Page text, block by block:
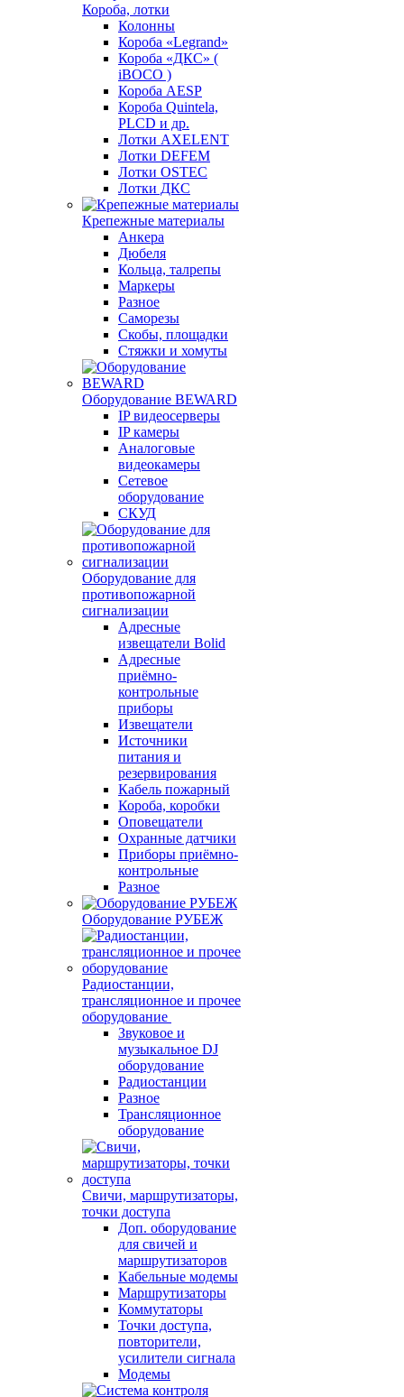
Короба, лотки
Колонны
Короба «Legrand»
Короба «ДКС» (
iBOCO )
Короба AESP
Короба Quintela,
PLCD и др.
Лотки AXELENT
Лотки DEFEM
Лотки OSTEC
Лотки ДКС
Крепежные материалы
Анкера
Дюбеля
Кольца, талрепы
Маркеры
Разное
Саморезы
Скобы, площадки
Стяжки и хомуты
Оборудование BEWARD
IP видеосерверы
IP камеры
Аналоговые
видеокамеры
Сетевое
оборудование
СКУД
Оборудование для
противопожарной
сигнализации
Адресные
извещатели Bolid
Адресные
приёмно-
контрольные
приборы
Извещатели
Источники
питания и
резервирования
Кабель пожарный
Короба, коробки
Оповещатели
Охранные датчики
Приборы приёмно-
контрольные
Разное
Оборудование РУБЕЖ
Радиостанции,
трансляционное и прочее
оборудование
Звуковое и
музыкальное DJ
оборудование
Радиостанции
Разное
Трансляционное
оборудование
Свичи, маршрутизаторы,
точки доступа
Доп. оборудование
для свичей и
маршрутизаторов
Кабельные модемы
Маршрутизаторы
Коммутаторы
Точки доступа,
повторители,
усилители сигнала
Модемы